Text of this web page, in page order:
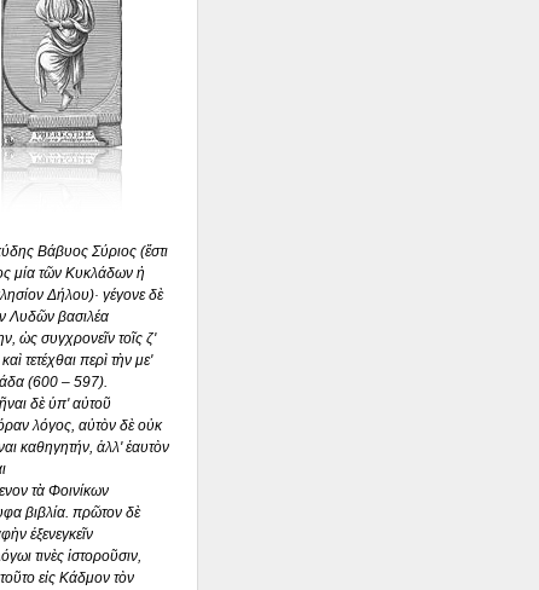
Βάβυος Σύριος (ἔστι
μία τῶν Κυκλάδων ἡ
Δήλου)· γέγονε δὲ
Λυδῶν βασιλέα
ὡς συγχρονεῖν τοῖς ζ'
τετέχθαι περὶ τὴν με'
(600 – 597).
δὲ ὑπ' αὐτοῦ
λόγος, αὐτὸν δὲ οὐκ
καθηγητήν, ἀλλ' ἑαυτὸν
τὰ Φοινίκων
βιβλία. πρῶτον δὲ
ἐξενεγκεῖν
τινὲς ἱστοροῦσιν,
εἰς Κάδμον τὸν